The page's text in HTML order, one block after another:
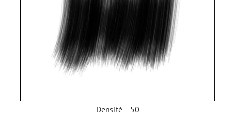
Densité = 50